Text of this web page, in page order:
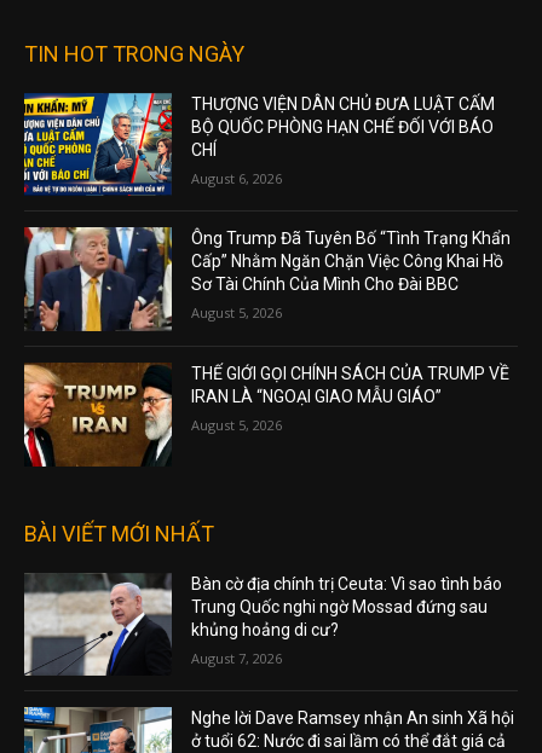
TIN HOT TRONG NGÀY
THƯỢNG VIỆN DÂN CHỦ ĐƯA LUẬT CẤM
BỘ QUỐC PHÒNG HẠN CHẾ ĐỐI VỚI BÁO
CHÍ
August 6, 2026
Ông Trump Đã Tuyên Bố “Tình Trạng Khẩn
Cấp” Nhằm Ngăn Chặn Việc Công Khai Hồ
Sơ Tài Chính Của Mình Cho Đài BBC
August 5, 2026
THẾ GIỚI GỌI CHÍNH SÁCH CỦA TRUMP VỀ
IRAN LÀ “NGOẠI GIAO MẪU GIÁO”
August 5, 2026
BÀI VIẾT MỚI NHẤT
Bàn cờ địa chính trị Ceuta: Vì sao tình báo
Trung Quốc nghi ngờ Mossad đứng sau
khủng hoảng di cư?
August 7, 2026
Nghe lời Dave Ramsey nhận An sinh Xã hội
ở tuổi 62: Nước đi sai lầm có thể đắt giá cả